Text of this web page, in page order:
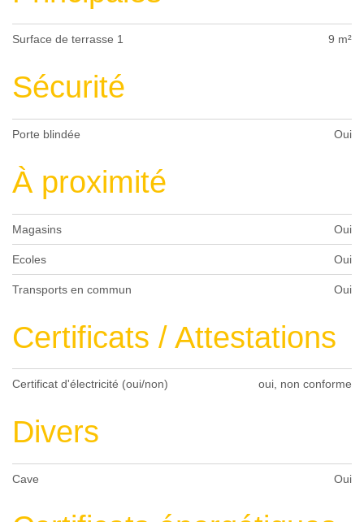
Surface de terrasse 1 9 m²
Sécurité
Porte blindée Oui
À proximité
Magasins Oui
Ecoles Oui
Transports en commun Oui
Certificats / Attestations
Certificat d'électricité (oui/non) oui, non conforme
Divers
Cave Oui